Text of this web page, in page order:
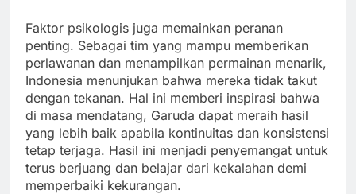
Faktor psikologis juga memainkan peranan
penting. Sebagai tim yang mampu memberikan
perlawanan dan menampilkan permainan menarik,
Indonesia menunjukan bahwa mereka tidak takut
dengan tekanan. Hal ini memberi inspirasi bahwa
di masa mendatang, Garuda dapat meraih hasil
yang lebih baik apabila kontinuitas dan konsistensi
tetap terjaga. Hasil ini menjadi penyemangat untuk
terus berjuang dan belajar dari kekalahan demi
memperbaiki kekurangan.